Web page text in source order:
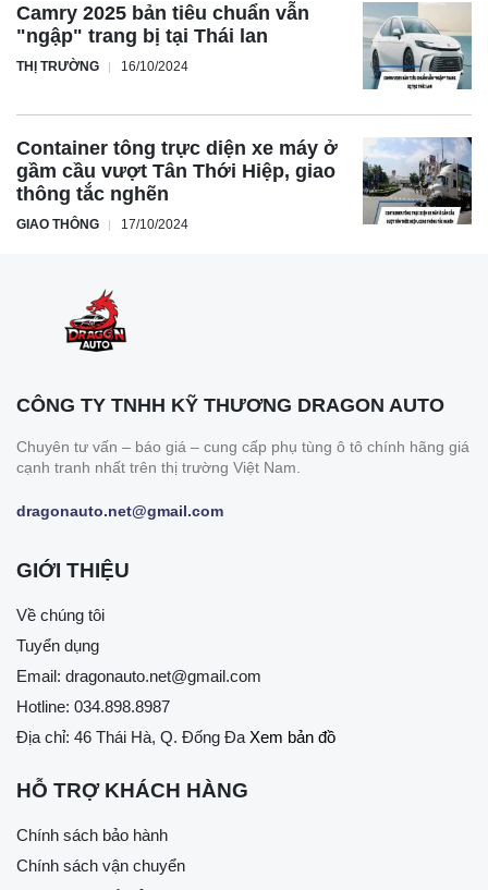
Premio, Yaris Cross và Corolla Cross với giá ưu đãi cực
sốc! Đến ngay đại lý gần nhất để trải nghiệm và rinh ngay
chiếc xe mơ ước về nhà. Cơ hội không thể bỏ lỡ!
Camry 2025 bản tiêu chuẩn vẫn
"ngập" trang bị tại Thái lan
THỊ TRƯỜNG 16/10/2024
Container tông trực diện xe máy ở
gầm cầu vượt Tân Thới Hiệp, giao
thông tắc nghẽn
GIAO THÔNG 17/10/2024
CÔNG TY TNHH KỸ THƯƠNG DRAGON AUTO
Chuyên tư vấn – báo giá – cung cấp phụ tùng ô tô chính hãng giá
cạnh tranh nhất trên thị trường Việt Nam.
dragonauto.net@gmail.com
GIỚI THIỆU
Về chúng tôi
Tuyển dụng
Email: dragonauto.net@gmail.com
Hotline: 034.898.8987
Địa chỉ: 46 Thái Hà, Q. Đống Đa Xem bản đồ
HỖ TRỢ KHÁCH HÀNG
Chính sách bảo hành
Chính sách vận chuyển